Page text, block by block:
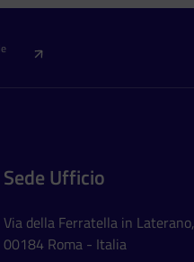
Sede Ufficio
Via della Ferratella in
00184 Roma - Italia